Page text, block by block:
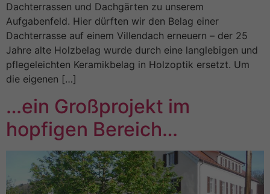
Dachterrassen und Dachgärten zu unserem
Aufgabenfeld. Hier dürften wir den Belag einer
Dachterrasse auf einem Villendach erneuern – der 25
Jahre alte Holzbelag wurde durch eine langlebigen und
pflegeleichten Keramikbelag in Holzoptik ersetzt. Um
die eigenen […]
…ein Großprojekt im
hopfigen Bereich…